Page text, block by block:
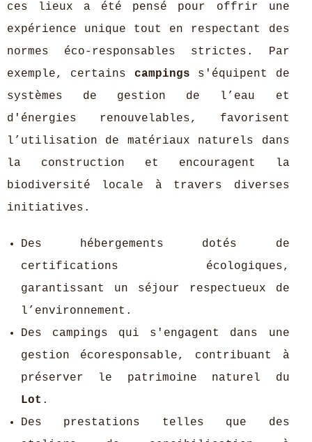
ces lieux a été pensé pour offrir une
expérience unique tout en respectant des
normes éco-responsables strictes. Par
exemple, certains campings s'équipent de
systèmes de gestion de l’eau et
d'énergies renouvelables, favorisent
l’utilisation de matériaux naturels dans
la construction et encouragent la
biodiversité locale à travers diverses
initiatives.
Des hébergements dotés de
certifications écologiques,
garantissant un séjour respectueux de
l’environnement.
Des campings qui s'engagent dans une
gestion écoresponsable, contribuant à
préserver le patrimoine naturel du
Lot .
Des prestations telles que des